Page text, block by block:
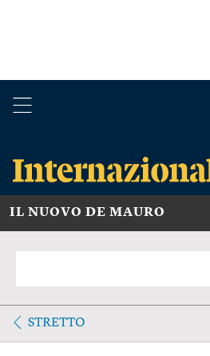
IL NUOVO DE MAURO
STRETTO